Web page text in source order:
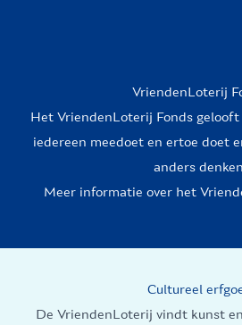
VriendenLoterij
Het VriendenLoterij Fonds
iedereen meedoet en ertoe doet
anders
Meer informatie over het
Cultureel
De VriendenLoterij vindt kunst